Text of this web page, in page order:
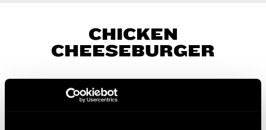
CHICKEN
CHEESEBURGER
For the little ones. Crispy CHICKEN with
cheddar cheese, served with fries and tomate